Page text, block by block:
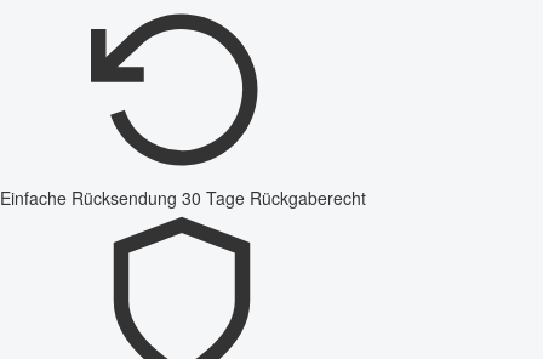
Einfache Rücksendung 30 Tage Rückgaberecht